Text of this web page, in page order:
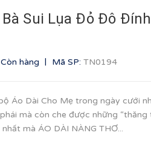
Sui Lụa Đỏ Đô
hàng | Mã SP: TN0194
Áo Dài Cho Mẹ trong ngày cưới
mà còn che được những “thăng
mà ÁO DÀI NÀNG THƠ...